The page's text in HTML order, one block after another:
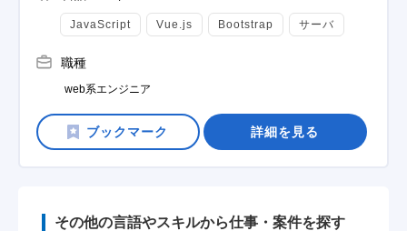
JavaScript Vue.js Bootstrap サーバ
職種
web系エンジニア
詳細を見る
その他の言語やスキルから仕事・案件を探す